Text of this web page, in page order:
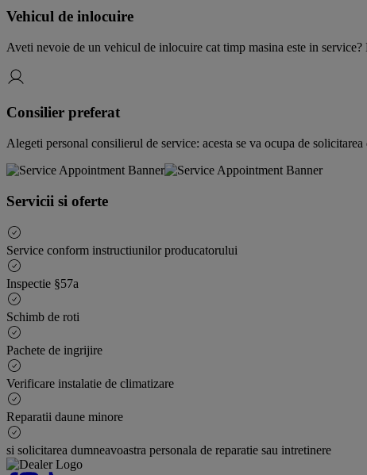
Vehicul de inlocuire
Aveti nevoie de un vehicul de inlocuire cat timp masina este in
Consilier preferat
Alegeti personal consilierul de service: acesta se va ocupa de
Servicii si oferte
Service conform instructiunilor producatorului
Inspectie §57a
Schimb de roti
Pachete de ingrijire
Verificare instalatie de climatizare
Reparatii daune minore
si solicitarea dumneavoastra personala de reparatie sau intretinere